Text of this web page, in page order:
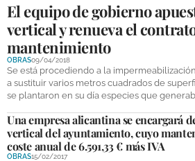
ELECCIONES
SUCESOS
ECONOMÍA
DESARROLLO LOCAL
LUCENA EMPRESAS
El equipo de gobierno
vertical y renueva el
mantenimiento
OBRAS09/04/2018
Se está procediendo a la
a sustituir varios metros cuadrados de
se plantaron en su día especies que
Una empresa alicantina se encargará
vertical del ayuntamiento, cuyo
coste anual de 6.591,33 € más IVA
OBRAS15/02/2017